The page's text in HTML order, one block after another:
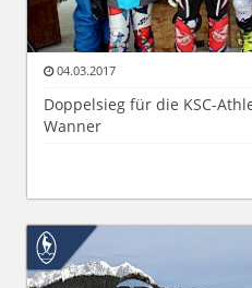
04.03.2017
Doppelsieg für die KSC-
Wanner